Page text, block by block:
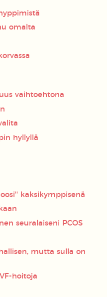
omalta
vaihtoehtona
hyllyllä
kaksikymppisenä
seuralaiseni PCOS
mutta sulla on
hoitoja